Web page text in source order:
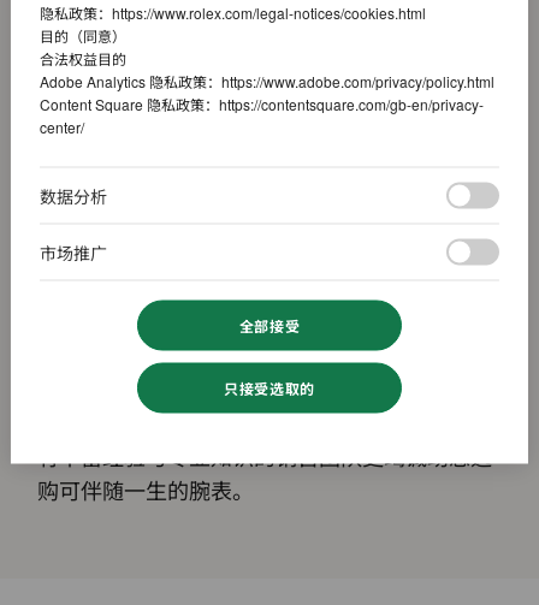
时至今日英皇钟表珠宝已先后在香港、澳门、中
国各大城市及新加坡设有劳力士专卖店。我们拥
有丰富经验与专业知识的销售团队更竭诚助您选
购可伴随一生的腕表。
隐私政策： https://www.rolex.com/legal-notices/cookies.html
目的（同意）
合法权益目的
Adobe Analytics 隐私政策： https://www.adobe.com/privacy/policy.html
Content Square 隐私政策： https://contentsquare.com/gb-en/privacy-
center/
数据分析
市场推广
全部接受
只接受选取的